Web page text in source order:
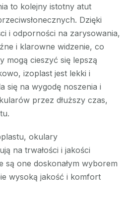
to kolejny istotny atut
Dzięki
i odporności na zarysowania,
i klarowne widzenie, co
mogą cieszyć się lepszą
izoplast jest lekki i
się na wygodę noszenia i
przez dłuższy czas,
okulary
na trwałości i jakości
są one doskonałym wyborem
wysoką jakość i komfort